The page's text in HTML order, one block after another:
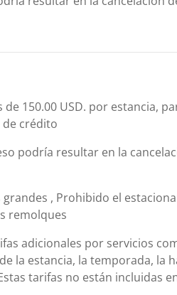
150.00 USD. por estancia,
crédito
podría resultar en la
, Prohibido el
remolques
adicionales por servicios
la estancia, la temporada, la
tarifas no están incluidas